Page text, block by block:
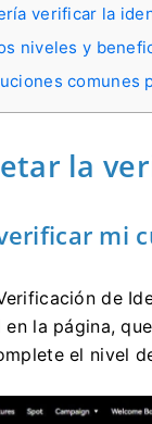
verificar la
niveles y
comunes
la
mi
de
la página,
el nivel